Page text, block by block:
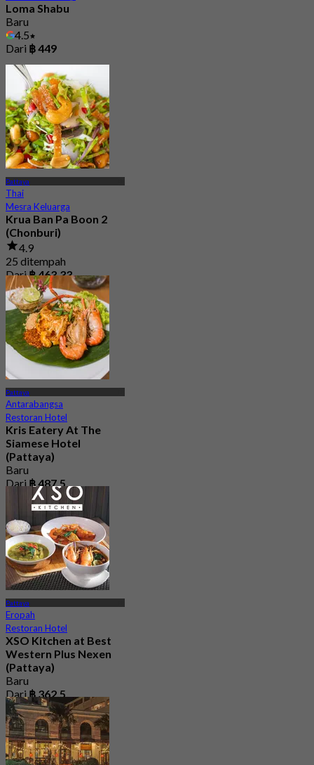
Loma Shabu
Baru
4.5
Dari ฿ 449
Pattaya
Thai
Mesra Keluarga
Krua Ban Pa Boon 2
(Chonburi)
4.9
25 ditempah
Dari฿ 463.33
Pattaya
Antarabangsa
Restoran Hotel
Kris Eatery At The
Siamese Hotel
(Pattaya)
Baru
Dari฿ 487.5
Pattaya
Eropah
Restoran Hotel
XSO Kitchen at Best
Western Plus Nexen
(Pattaya)
Baru
Dari฿ 362.5